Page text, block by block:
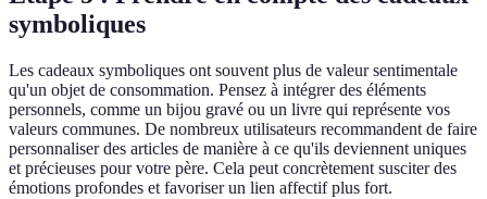
symboliques
Les cadeaux symboliques ont souvent plus de valeur sentimentale
qu'un objet de consommation. Pensez à intégrer des éléments
personnels, comme un bijou gravé ou un livre qui représente vos
valeurs communes. De nombreux utilisateurs recommandent de faire
personnaliser des articles de manière à ce qu'ils deviennent uniques
et précieuses pour votre père. Cela peut concrètement susciter des
émotions profondes et favoriser un lien affectif plus fort.